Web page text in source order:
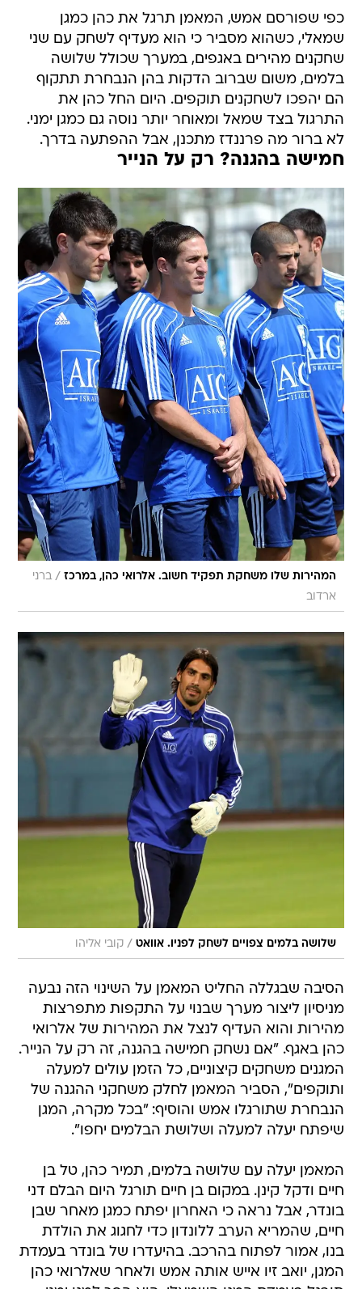
כפי שפורסם אמש, המאמן תרגל את כהן כמגן
שמאלי, כשהוא מסביר כי הוא מעדיף לשחק עם שני
שחקנים מהירים באגפים, במערך שכולל שלושה
בלמים, משום שברוב הדקות בהן הנבחרת תתקוף
הם יהפכו לשחקנים תוקפים. היום החל כהן את
התרגול בצד שמאל ומאוחר יותר נוסה גם כמגן ימני.
לא ברור מה פרננדז מתכנן, אבל ההפתעה בדרך.
חמישה בהגנה? רק על הנייר
המהירות שלו משחקת תפקיד חשוב. אלרואי כהן, במרכז / ברני
ארדוב
שלושה בלמים צפויים לשחק לפניו. אוואט / קובי אליהו
הסיבה שבגללה החליט המאמן על השינוי הזה נבעה
מניסיון ליצור מערך שבנוי על התקפות מתפרצות
מהירות והוא העדיף לנצל את המהירות של אלרואי
כהן באגף. "אם נשחק חמישה בהגנה, זה רק על הנייר.
המגנים משחקים קיצוניים, כל הזמן עולים למעלה
ותוקפים", הסביר המאמן לחלק משחקני ההגנה של
הנבחרת שתורגלו אמש והוסיף: "בכל מקרה, המגן
שיפתח יעלה למעלה ושלושת הבלמים יחפו".
המאמן יעלה עם שלושה בלמים, תמיר כהן, טל בן
חיים ודקל קינן. במקום בן חיים תורגל היום הבלם דני
בונדר, אבל נראה כי האחרון יפתח כמגן מאחר שבן
חיים, שהמריא הערב ללונדון כדי לחגוג את הולדת
בנו, אמור לפתוח בהרכב. בהיעדרו של בונדר בעמדת
המגן, יואב זיו אייש אותה אמש ולאחר שאלרואי כהן